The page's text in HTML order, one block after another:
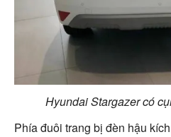
Hyundai Stargazer có
Phía đuôi trang bị đèn hậu